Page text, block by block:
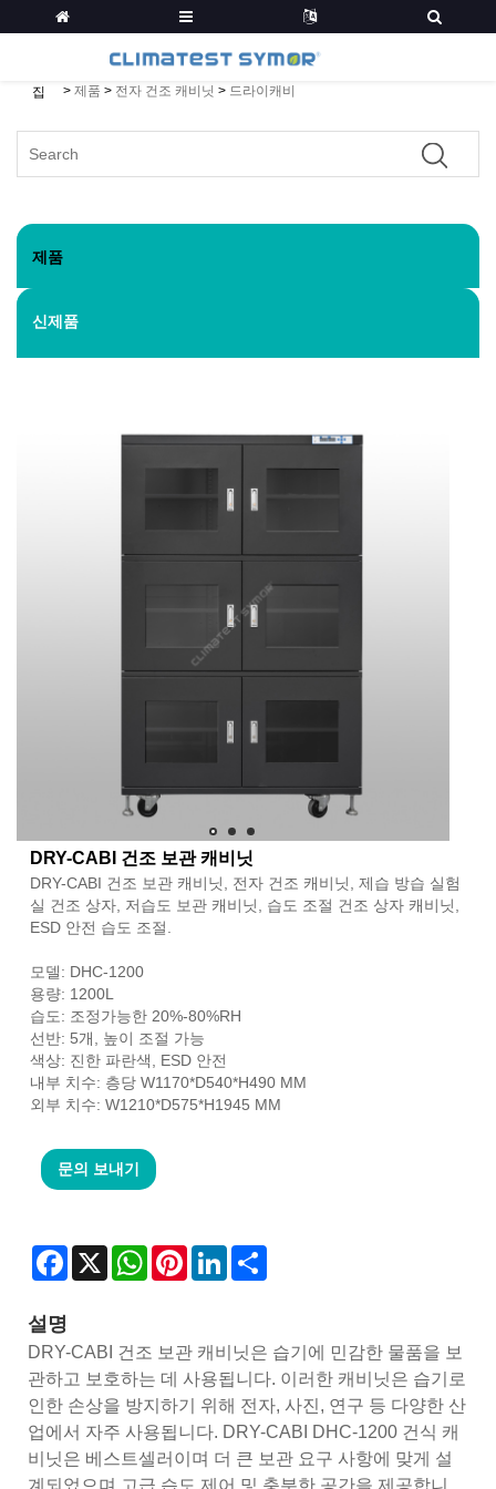
집 > 제품 > 전자 건조 캐비닛 > 드라이캐비
제품
신제품
DRY-CABI 건조 보관 캐비닛
DRY-CABI 건조 보관 캐비닛, 전자 건조 캐비닛, 제습 방습 실험
실 건조 상자, 저습도 보관 캐비닛, 습도 조절 건조 상자 캐비닛,
ESD 안전 습도 조절.
모델: DHC-1200
용량: 1200L
습도: 조정가능한 20%-80%RH
선반: 5개, 높이 조절 가능
색상: 진한 파란색, ESD 안전
내부 치수: 층당 W1170*D540*H490 MM
외부 치수: W1210*D575*H1945 MM
문의 보내기
Facebook
X WhatsAppPinterestLinkedIn
설명
DRY-CABI 건조 보관 캐비닛은 습기에 민감한 물품을 보
관하고 보호하는 데 사용됩니다. 이러한 캐비닛은 습기로
인한 손상을 방지하기 위해 전자, 사진, 연구 등 다양한 산
업에서 자주 사용됩니다. DRY-CABI DHC-1200 건식 캐
비닛은 베스트셀러이며 더 큰 보관 요구 사항에 맞게 설
계되었으며 고급 습도 제어 및 충분한 공간을 제공합니